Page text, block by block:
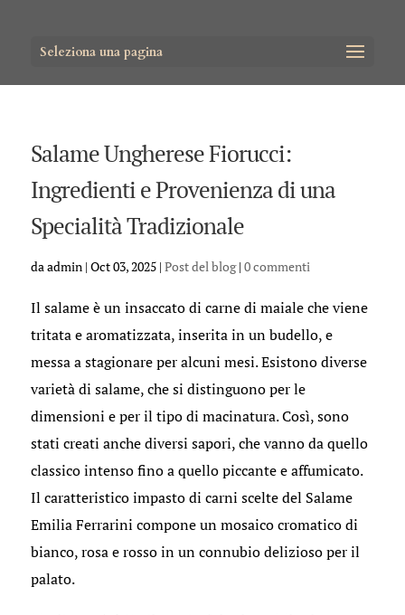
Seleziona una pagina
Salame Ungherese Fiorucci:
Ingredienti e Provenienza di una
Specialità Tradizionale
daadmin| Oct 03, 2025| Post del blog| 0 commenti
Il salame è un insaccato di carne di maiale che viene
tritata e aromatizzata, inserita in un budello, e
messa a stagionare per alcuni mesi. Esistono diverse
varietà di salame, che si distinguono per le
dimensioni e per il tipo di macinatura. Così, sono
stati creati anche diversi sapori, che vanno da quello
classico intenso fino a quello piccante e affumicato.
Il caratteristico impasto di carni scelte del Salame
Emilia Ferrarini compone un mosaico cromatico di
bianco, rosa e rosso in un connubio delizioso per il
palato.